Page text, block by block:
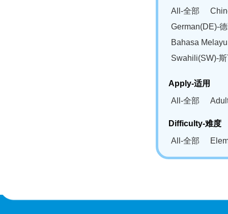
All-全部
German(DE)-
Bahasa
Swahili(SW)-
Apply-适用
All-全部
Difficulty-难度
All-全部